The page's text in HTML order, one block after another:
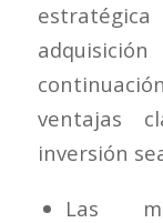
ventajas
inversión
Las